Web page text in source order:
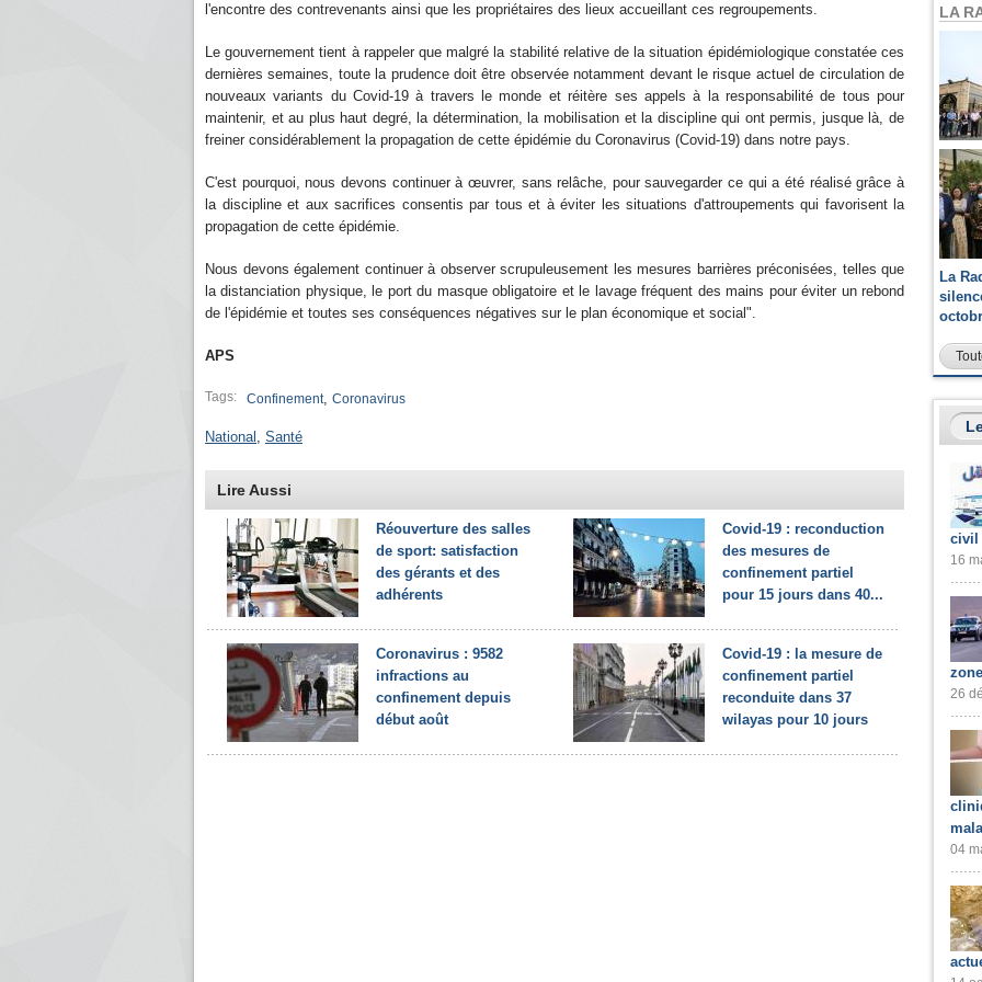
l'encontre des contrevenants ainsi que les propriétaires des lieux accueillant ces regroupements.
Le gouvernement tient à rappeler que malgré la stabilité relative de la situation épidémiologique constatée ces
dernières semaines, toute la prudence doit être observée notamment devant le risque actuel de circulation de
nouveaux variants du Covid-19 à travers le monde et réitère ses appels à la responsabilité de tous pour
maintenir, et au plus haut degré, la détermination, la mobilisation et la discipline qui ont permis, jusque là, de
freiner considérablement la propagation de cette épidémie du Coronavirus (Covid-19) dans notre pays.
C'est pourquoi, nous devons continuer à œuvrer, sans relâche, pour sauvegarder ce qui a été réalisé grâce à
la discipline et aux sacrifices consentis par tous et à éviter les situations d'attroupements qui favorisent la
propagation de cette épidémie.
Nous devons également continuer à observer scrupuleusement les mesures barrières préconisées, telles que
la distanciation physique, le port du masque obligatoire et le lavage fréquent des mains pour éviter un rebond
de l'épidémie et toutes ses conséquences négatives sur le plan économique et social".
APS
Tags: Confinement, Coronavirus
National , Santé
Lire Aussi
Réouverture des salles
de sport: satisfaction
des gérants et des
adhérents
Covid-19 : reconduction
des mesures de
confinement partiel
pour 15 jours dans 40...
Coronavirus : 9582
infractions au
confinement depuis
début août
Covid-19 : la mesure de
confinement partiel
reconduite dans 37
wilayas pour 10 jours
LA
La
civil
16
26
04